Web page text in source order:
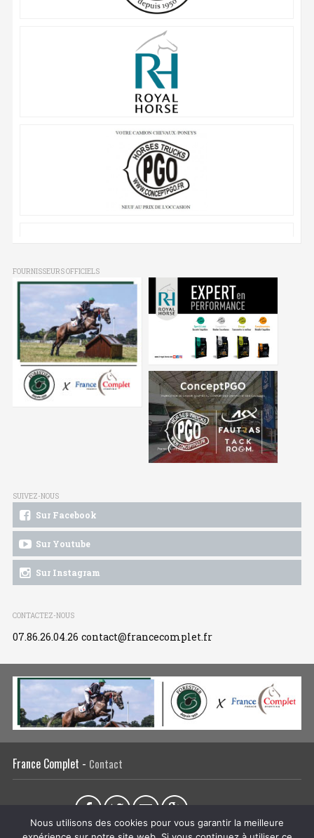
FOURNISSEURS OFFICIELS
SUIVEZ-NOUS
Sur Facebook
Sur Youtube
Sur Instagram
CONTACTEZ-NOUS
07.86.26.04.26 contact@francecomplet.fr
France Complet - Contact
Nous utilisons des cookies pour vous garantir la meilleure